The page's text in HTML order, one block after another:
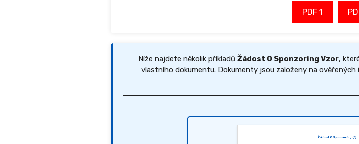
PDF 1
Níže najdete několik příkladů Žádost O Sponzoring Vzor,
vlastního dokumentu. Dokumenty jsou založeny na
Žádost O Sponzoring (1)